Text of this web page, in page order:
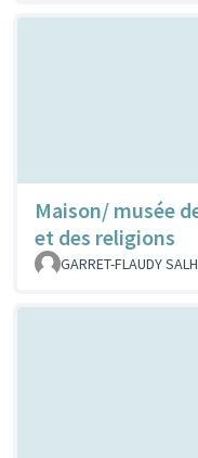
Maison/ musée
et des religions
GARRET-FLAUDY